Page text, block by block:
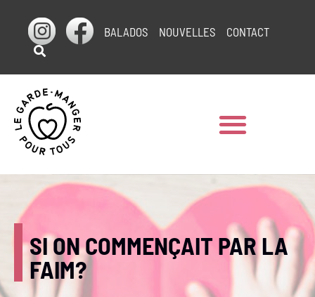
BALADOS NOUVELLES CONTACT
SI ON COMMENÇAIT PAR LA
FAIM?